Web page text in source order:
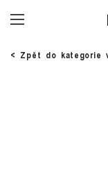
< Zpět do kategorie